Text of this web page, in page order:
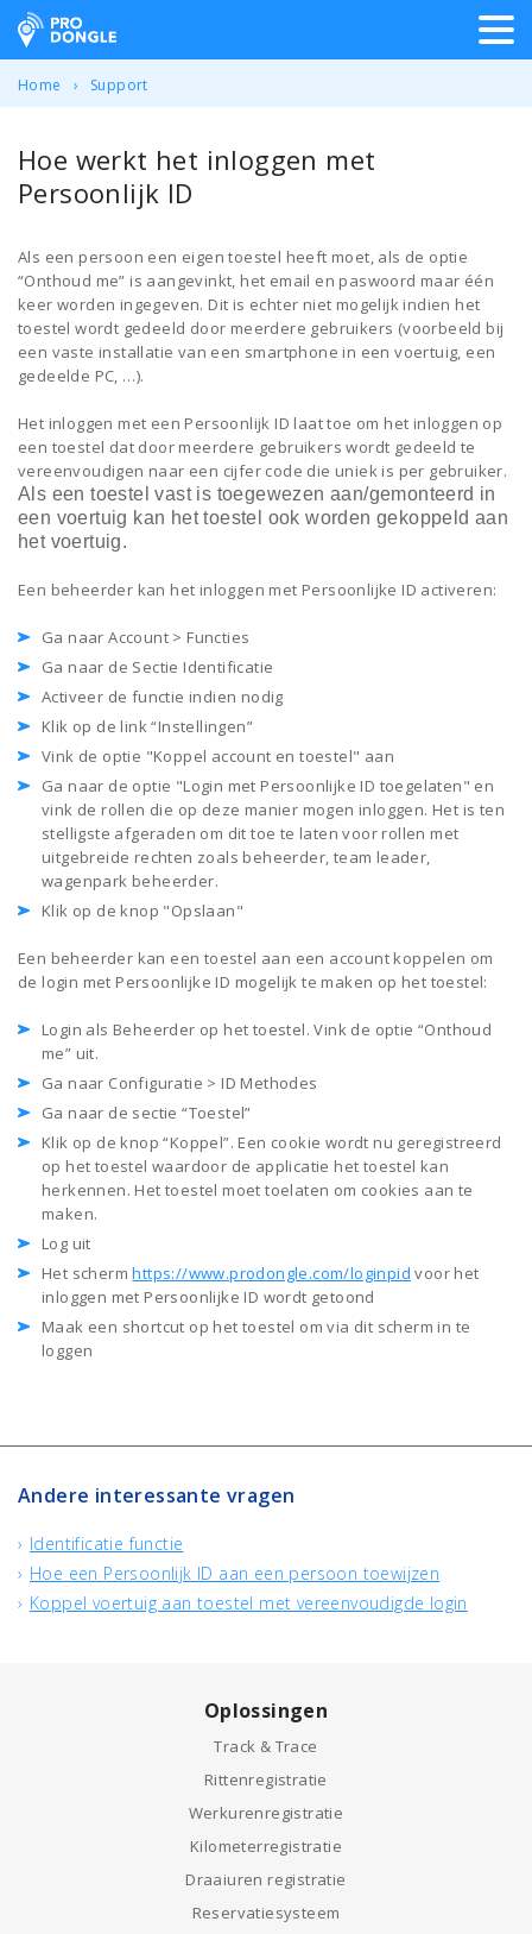
ProDongle Track & Trace
Home Support
Hoe werkt het inloggen met
Persoonlijk ID
Als een persoon een eigen toestel heeft moet, als de optie
“Onthoud me” is aangevinkt, het email en paswoord maar één
keer worden ingegeven. Dit is echter niet mogelijk indien het
toestel wordt gedeeld door meerdere gebruikers (voorbeeld bij
een vaste installatie van een smartphone in een voertuig, een
gedeelde PC, …).
Het inloggen met een Persoonlijk ID laat toe om het inloggen op
een toestel dat door meerdere gebruikers wordt gedeeld te
vereenvoudigen naar een cijfer code die uniek is per gebruiker.
Als een toestel vast is toegewezen aan/gemonteerd in
een voertuig kan het toestel ook worden gekoppeld aan
het voertuig.
Een beheerder kan het inloggen met Persoonlijke ID activeren:
Ga naar Account > Functies
Ga naar de Sectie Identificatie
Activeer de functie indien nodig
Klik op de link “Instellingen”
Vink de optie "Koppel account en toestel" aan
Ga naar de optie "Login met Persoonlijke ID toegelaten" en
vink de rollen die op deze manier mogen inloggen. Het is ten
stelligste afgeraden om dit toe te laten voor rollen met
uitgebreide rechten zoals beheerder, team leader,
wagenpark beheerder.
Klik op de knop "Opslaan"
Een beheerder kan een toestel aan een account koppelen om
de login met Persoonlijke ID mogelijk te maken op het toestel:
Login als Beheerder op het toestel. Vink de optie “Onthoud
me” uit.
Ga naar Configuratie > ID Methodes
Ga naar de sectie “Toestel”
Klik op de knop “Koppel”. Een cookie wordt nu geregistreerd
op het toestel waardoor de applicatie het toestel kan
herkennen. Het toestel moet toelaten om cookies aan te
maken.
Log uit
Het schermhttps://www.prodongle.com/loginpid voor het
inloggen met Persoonlijke ID wordt getoond
Maak een shortcut op het toestel om via dit scherm in te
loggen
Andere interessante vragen
Identificatie functie
Hoe een Persoonlijk ID aan een persoon toewijzen
Koppel voertuig aan toestel met vereenvoudigde login
Oplossingen
Track & Trace
Rittenregistratie
Werkurenregistratie
Kilometerregistratie
Draaiuren registratie
Reservatiesysteem